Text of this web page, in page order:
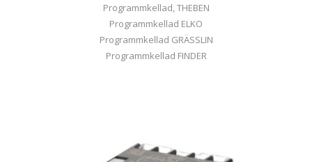
Programmkellad, THEBEN
Programmkellad ELKO
Programmkellad GRÄSSLIN
Programmkellad FINDER